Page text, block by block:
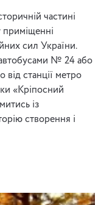
частині
приміщенні
сил України.
автобусами № 24 або
станції метро
«Кріпосний
із
створення і